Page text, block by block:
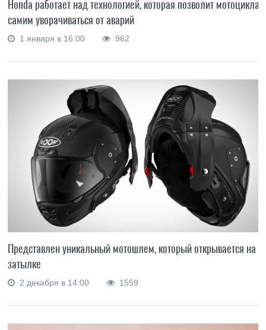
Honda работает над технологией, которая позволит мотоциклам
самим уворачиваться от аварий
1 января в 16:00 962
Представлен уникальный мотошлем, который открывается на
затылке
2 декабря в 14:00 1559